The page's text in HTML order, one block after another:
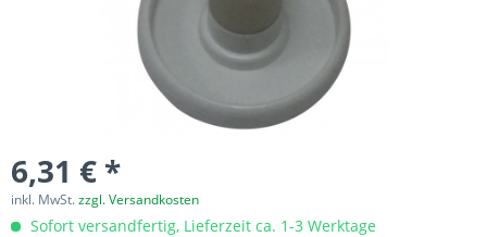
6,31 € *
inkl. MwSt.zzgl. Versandkosten
Sofort versandfertig, Lieferzeit ca. 1-3 Werktage